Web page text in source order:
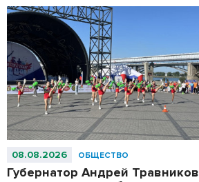
08.08.2026 ОБЩЕСТВО
Губернатор Андрей Травников